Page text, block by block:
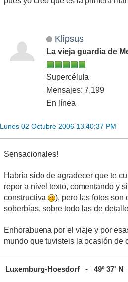
Klipsus
La vieja guardia de
Supercélula
Mensajes: 7,199
En línea
Lunes 02 Octubre 2006 13:40:37 PM
Sensacionales!
Habría sido de agradecer que te
repor a nivel texto, comentando y
constructiva
), pero las fotos son
soberbias, sobre todo las de
Enhorabuena por el viaje y por
mundo que tuvisteis la ocasión de
Luxemburg-Hoesdorf - 49º 37'